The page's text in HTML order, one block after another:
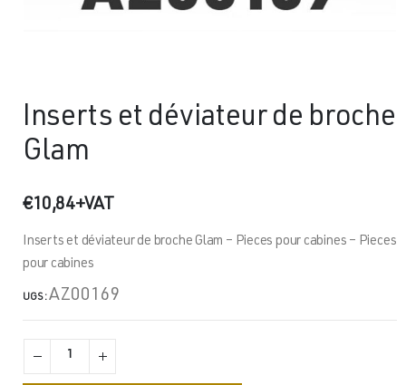
Inserts et déviateur de broche
Glam
€10,84+VAT
Inserts et déviateur de broche Glam – Pieces pour cabines – Pieces
pour cabines
UGS :AZ00169